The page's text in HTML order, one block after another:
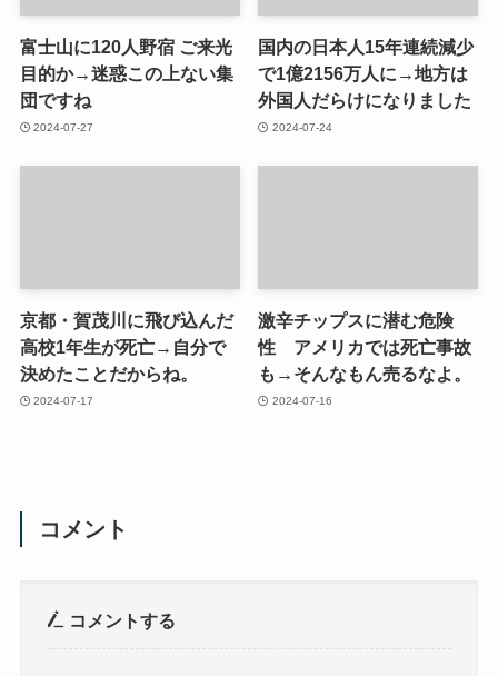
富士山に120人野宿 ご来光
目的か→迷惑この上ない集
団ですね
2024-07-27
国内の日本人15年連続減少
で1億2156万人に→地方は
外国人だらけになりました
2024-07-24
京都・賀茂川に飛び込んだ
高校1年生が死亡→自分で
決めたことだからね。
2024-07-17
激辛チップスに潜む危険
性 アメリカでは死亡事故
も→そんなもん売るなよ。
2024-07-16
コメント
コメントする